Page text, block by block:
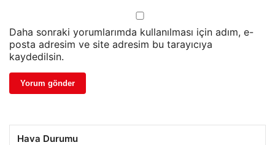
Daha sonraki yorumlarımda kullanılması için adım, e-
posta adresim ve site adresim bu tarayıcıya
kaydedilsin.
Hava Durumu